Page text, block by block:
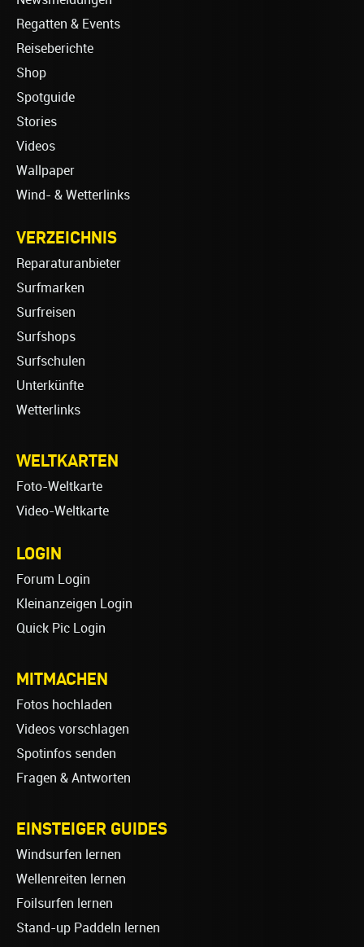
Regatten & Events
Reiseberichte
Shop
Spotguide
Stories
Videos
Wallpaper
Wind- & Wetterlinks
VERZEICHNIS
Reparaturanbieter
Surfmarken
Surfreisen
Surfshops
Surfschulen
Unterkünfte
Wetterlinks
WELTKARTEN
Foto-Weltkarte
Video-Weltkarte
LOGIN
Forum Login
Kleinanzeigen Login
Quick Pic Login
MITMACHEN
Fotos hochladen
Videos vorschlagen
Spotinfos senden
Fragen & Antworten
EINSTEIGER GUIDES
Windsurfen lernen
Wellenreiten lernen
Foilsurfen lernen
Stand-up Paddeln lernen